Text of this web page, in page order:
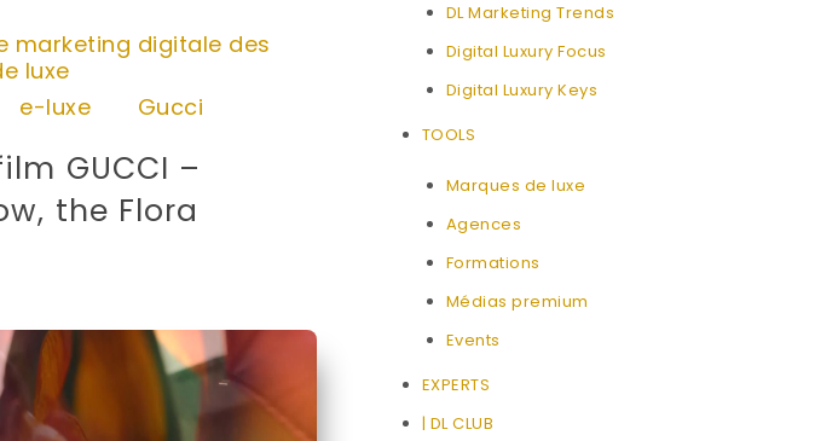
marketing digitale des
luxe
e-luxe Gucci
GUCCI –
the Flora
DL Marketing Trends
Digital Luxury Focus
Digital Luxury Keys
TOOLS
Marques de luxe
Agences
Formations
Médias premium
Events
EXPERTS
| DL CLUB